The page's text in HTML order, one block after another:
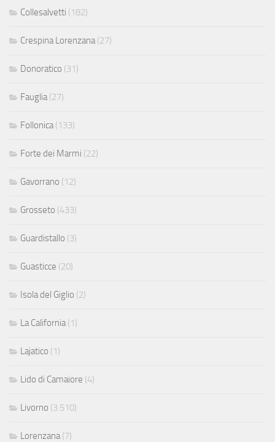
Collesalvetti (182)
Crespina Lorenzana (27)
Donoratico (31)
Fauglia (27)
Follonica (133)
Forte dei Marmi (22)
Gavorrano (12)
Grosseto (433)
Guardistallo (3)
Guasticce (20)
Isola del Giglio (2)
La California (1)
Lajatico (1)
Lido di Camaiore (4)
Livorno (3.510)
Lorenzana (7)